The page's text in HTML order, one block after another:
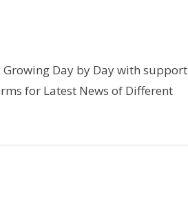
Day by Day with support
for Latest News of Different